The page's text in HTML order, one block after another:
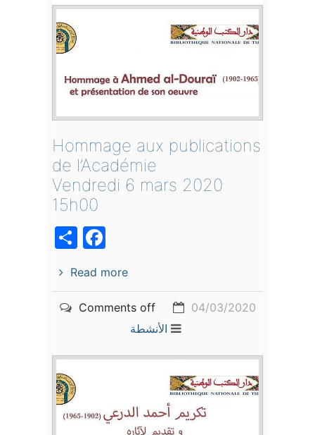
Hommage aux publications
de l’Académie
Vendredi 6 mars 2020
15h00
Read more
04/03/2020
Comments off
الأنشطة